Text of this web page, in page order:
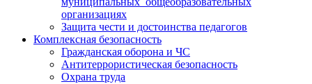
организациях
Защита чести и достоинства педагогов
Комплексная безопасность
Гражданская оборона и ЧС
Антитеррористическая безопасность
Охрана труда